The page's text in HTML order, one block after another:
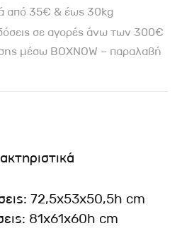
από 35€ & έως 30kg
σε αγορές άνω των 300€
μέσω BOXNOW – παραλαβή
72,5x53x50,5h cm
81x61x60h cm